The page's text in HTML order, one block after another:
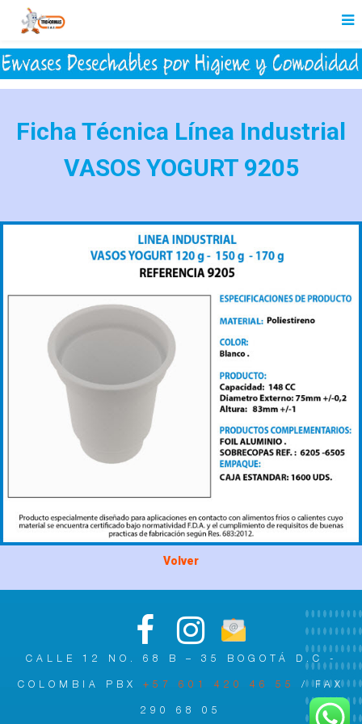
Ficha Técnica Línea Industrial
VASOS YOGURT 9205
Volver
CALLE 12 NO. 68 B – 35 BOGOTÁ D.C -
COLOMBIA PBX +57 601 420 46 55 / FAX
290 68 05